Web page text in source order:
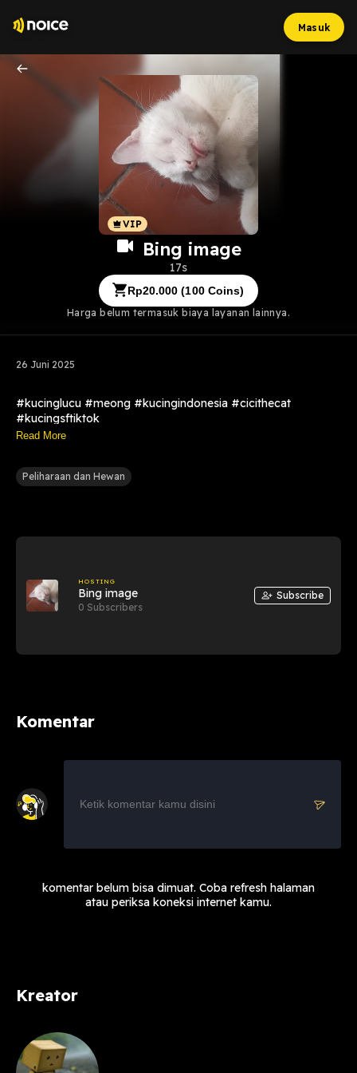
Masuk
Bing image
17s
Rp20.000 (100Coins)
Harga belum termasuk biaya layanan lainnya.
26 Juni 2025
#kucinglucu #meong #kucingindonesia #cicithecat
#kucingsftiktok
Read More
Peliharaan dan Hewan
HOSTING
Bing image
0 Subscribers
Subscribe
Komentar
komentar belum bisa dimuat. Coba refresh halaman
atau periksa koneksi internet kamu.
Kreator